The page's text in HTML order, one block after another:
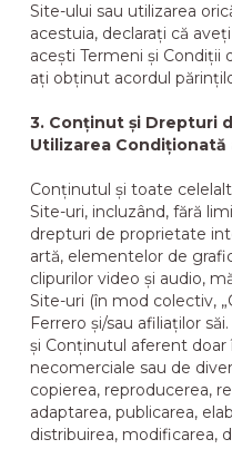
Site-ului sau utilizarea
acestuia, declarați că
acești Termeni și Condiții
ați obținut acordul
3. Conținut și Drepturi
Utilizarea
Conținutul și toate
Site-uri, incluzând, fără
drepturi de proprietate
artă, elementelor de
clipurilor video și audio,
Site-uri (în mod colectiv,
Ferrero și/sau afiliaților
și Conținutul aferent doar
necomerciale sau de
copierea, reproducerea,
adaptarea, publicarea,
distribuirea, modificarea,